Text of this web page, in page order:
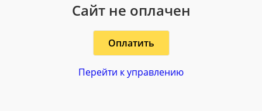
Сайт не оплачен
Оплатить
Перейти к управлению